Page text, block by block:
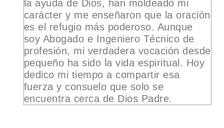
la ayuda de Dios, han moldeado mi
carácter y me enseñaron que la oración
es el refugio más poderoso. Aunque
soy Abogado e Ingeniero Técnico de
profesión, mi verdadera vocación desde
pequeño ha sido la vida espiritual. Hoy
dedico mi tiempo a compartir esa
fuerza y consuelo que solo se
encuentra cerca de Dios Padre.